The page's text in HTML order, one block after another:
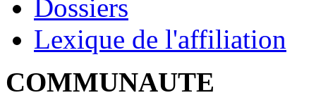
Dossiers
Lexique de l'affiliation
COMMUNAUTE